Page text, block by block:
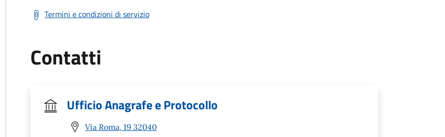
Termini e condizioni di servizio
Contatti
Ufficio Anagrafe e Protocollo
Via Roma, 19 32040